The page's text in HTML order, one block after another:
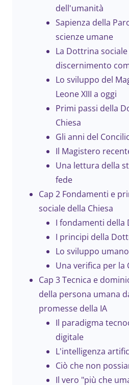
dell'umanità
Sapienza della
scienze umane
La Dottrina
discernimento
Lo sviluppo del
Leone XIII a oggi
Primi passi della
Chiesa
Gli anni del
Il Magistero
Una lettura della
fede
Cap 2 Fondamenti e
sociale della Chiesa
I fondamenti della
I principi della
Lo sviluppo
Una verifica per la
Cap 3 Tecnica e
della persona umana
promesse della IA
Il paradigma
digitale
L'intelligenza
Ciò che non
Il vero "più che